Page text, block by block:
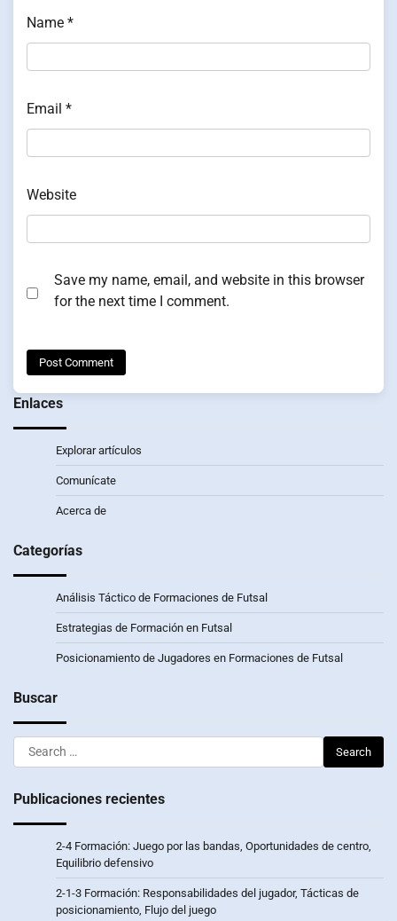
Name *
Email *
Website
Save my name, email, and website in this browser
for the next time I comment.
Enlaces
Explorar artículos
Comunícate
Acerca de
Categorías
Análisis Táctico de Formaciones de Futsal
Estrategias de Formación en Futsal
Posicionamiento de Jugadores en Formaciones de Futsal
Buscar
Search
for:
Publicaciones recientes
2-4 Formación: Juego por las bandas, Oportunidades de centro,
Equilibrio defensivo
2-1-3 Formación: Responsabilidades del jugador, Tácticas de
posicionamiento, Flujo del juego